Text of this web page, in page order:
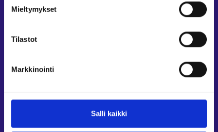
Mieltymykset
Tilastot
Markkinointi
Salli kaikki
Osaamispolku⁠
Seuraa meitä
LinkedIn⁠
Youtube⁠